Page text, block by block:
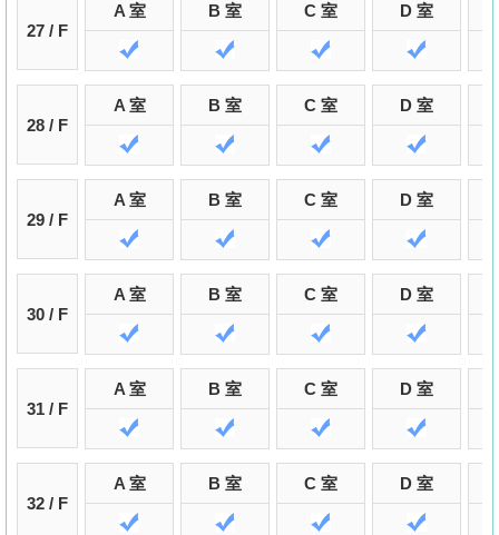
27 / F
A 室 B 室 C 室 D 室
28 / F
A 室 B 室 C 室 D 室
29 / F
A 室 B 室 C 室 D 室
30 / F
A 室 B 室 C 室 D 室
31 / F
A 室 B 室 C 室 D 室
32 / F
A 室 B 室 C 室 D 室